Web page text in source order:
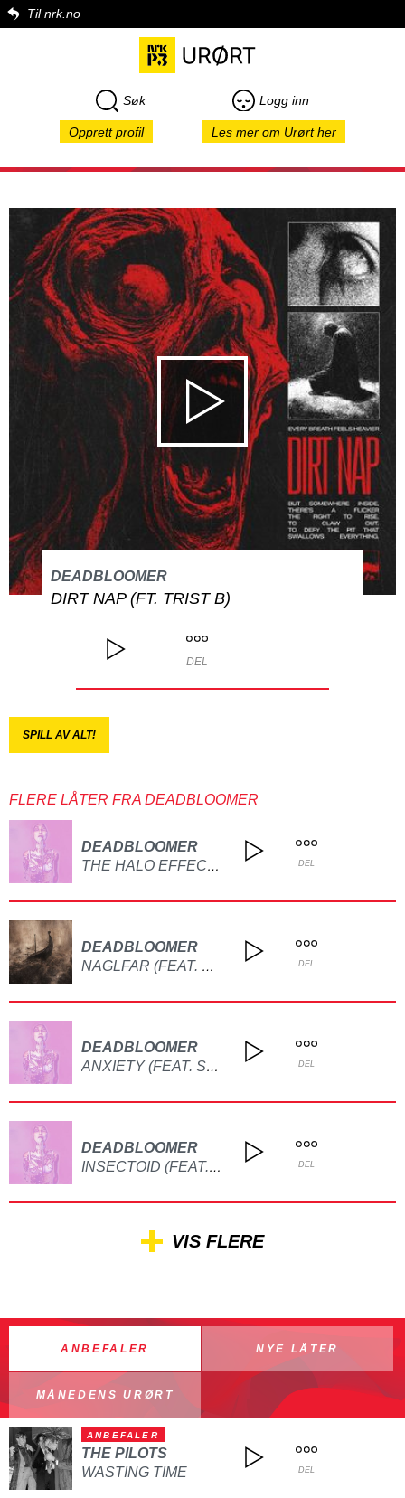
Til nrk.no
Søk Logg inn
Opprett profil Les mer om Urørt her
DEADBLOOMER
DIRT NAP (FT. TRIST B)
DEL
SPILL AV ALT!
FLERE LÅTER FRA DEADBLOOMER
DEADBLOOMER
THE HALO EFFECT (FEAT. MOODRING) DEL
DEADBLOOMER
NAGLFAR (FEAT. BAD SPIT) DEL
DEADBLOOMER
ANXIETY (FEAT. SALEM STAKES) DEL
DEADBLOOMER
INSECTOID (FEAT. CHMIELIX) DEL
VIS FLERE
ANBEFALER NYE LÅTER
MÅNEDENS URØRT
ANBEFALER
THE PILOTS
WASTING TIME
DEL